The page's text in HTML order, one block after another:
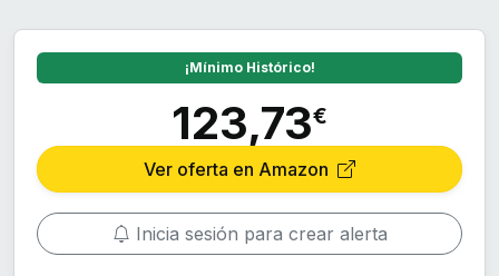
¡Mínimo Histórico!
123,73€
Ver oferta en Amazon
Inicia sesión para crear alerta